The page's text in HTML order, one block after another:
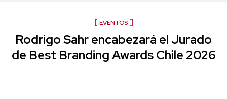
EVENTOS
Rodrigo Sahr encabezará el Jurado
de Best Branding Awards Chile 2026